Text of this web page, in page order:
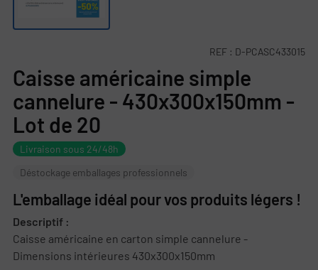
REF : D-PCASC433015
Caisse américaine simple
cannelure - 430x300x150mm -
Lot de 20
Livraison sous 24/48h
Déstockage emballages professionnels
L'emballage idéal pour vos produits légers !
Descriptif :
Caisse américaine en carton simple cannelure -
Dimensions intérieures 430x300x150mm